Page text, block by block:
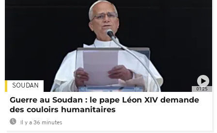
01:25
SOUDAN
Guerre au Soudan : le pape Léon XIV demande
des couloirs humanitaires
Il y a 36 minutes